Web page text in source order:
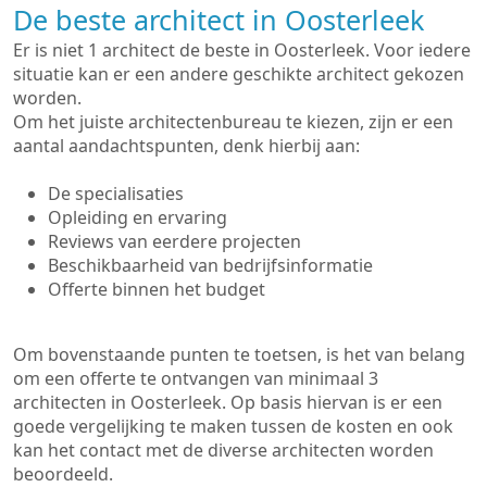
De beste architect in Oosterleek
Er is niet 1 architect de beste in Oosterleek. Voor iedere
situatie kan er een andere geschikte architect gekozen
worden.
Om het juiste architectenbureau te kiezen, zijn er een
aantal aandachtspunten, denk hierbij aan:
De specialisaties
Opleiding en ervaring
Reviews van eerdere projecten
Beschikbaarheid van bedrijfsinformatie
Offerte binnen het budget
Om bovenstaande punten te toetsen, is het van belang
om een offerte te ontvangen van minimaal 3
architecten in Oosterleek. Op basis hiervan is er een
goede vergelijking te maken tussen de kosten en ook
kan het contact met de diverse architecten worden
beoordeeld.